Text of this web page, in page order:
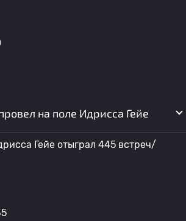
на поле Идрисса Гейе
Гейе отыграл 445 встреч/